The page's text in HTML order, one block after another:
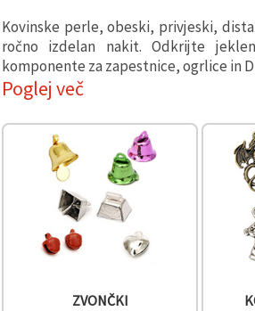
pravilno
delovanje
spletnega
mesta,
izboljšamo
vašo
soglasjem
analiziramo
promet in
prikazujemo
ustreznejše
oglase, tudi
s pomočjo
Kovinske perle, obeski, privjeski,
ročno izdelan nakit. Odkrijte
komponente za zapestnice, ogrlice in
Poglej več
ZVONČKI